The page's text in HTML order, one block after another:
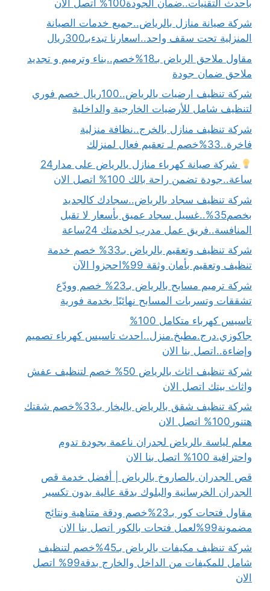
بأحدث التقنيات..ضمان الجودة100% اتصل الآن
شركة صيانة منازل بالرياض..جميع خدمات الصيانة
المنزلية تحت سقف واحد..اسعارنا تبدءبـ300ريال
مقاول ملاحق الرياض بـ18%خصم..بناء وترميم و تجديد
ملاحق ضمان جودة
شركة تنظيف ارضيات بالرياض..100ريال خصم فوري
لتنظيف شامل للأرضيات الخارجية والداخلية
شركة تنظيف منازل بالخرج..نظافة منزلية
فاخرة..33%خصم لـ تعقيم فعال لمنزلك
شركة صيانة كهرباء منازل بالرياض على مدار24
ساعة..جودة تضمن راحة بالك 100% اتصل الان
شركة تنظيف سجاد بالرياض..سجادك كالجديد
بخصم35%..غسيل سجاد عميق بأسعار لا تقبل
المنافسة..فريق عمل مدرب لخدمتك 24ساعة
شركة تنظيف وتعقيم بالرياض بـ33% خصم خدمة
تنظيف وتعقيم بأمان وثقة 99%احجزوا الآن
شركة ترميم مسابح بالرياض بـ23% خصم وودّع
تشققات وتسربات المسابح نهائيًا بخدمة فورية
تاسيس كهرباء متكامل 100%
جاكوزي.درج.مطبخ.منزل..احدث تاسيس كهرباء تصميم
وإضاءة..اتصل بنا الان
شركة تنظيف اثاث بالرياض 50% خصم لتنظيف عفش
واثاث بيتك اتصل الان
شركة تنظيف شقق بالرياض بالبخار بـ33%خصم شقتك
هتنور100% اتصل الان
معلم لياسة بالرياض لجدران ناعمة بجودة تدوم
واحترافية 100% اتصل بنا الان
قص الجدران بالصاروخ بالرياض | أفضل خدمة قص
الجدران الخرسانية والبلوك بدقة عالية بدون تكسير
مقاول فتحات كور بـ23%خصم ودقة متناهية ونتائج
مضمونة99%لعمل فتحات بالكور اتصل بنا الان
شركة تنظيف مكيفات بالرياض بـ45%خصم لتنظيف
شامل للمكيفات من الداخل والخارج بدقة99% اتصل
الان